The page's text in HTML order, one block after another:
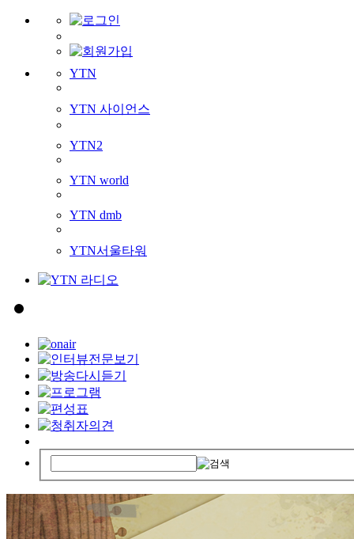
YTN
YTN 사이언스
YTN2
YTN world
YTN dmb
YTN서울타워